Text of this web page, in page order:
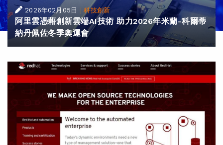
2026年02月05日 |科技創新
阿里雲憑藉創新雲端AI技術 助力2026年米蘭-科爾蒂
納丹佩佐冬季奧運會